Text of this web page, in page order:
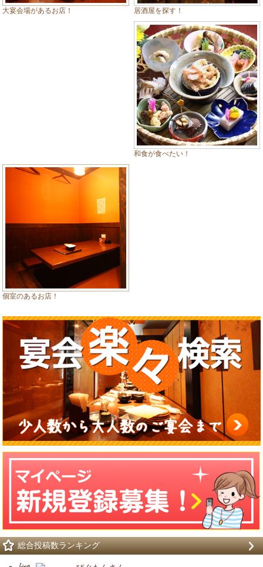
大宴会場があるお店！ 居酒屋を探す！
和食が食べたい！
個室のあるお店！
総合投稿数ランキング